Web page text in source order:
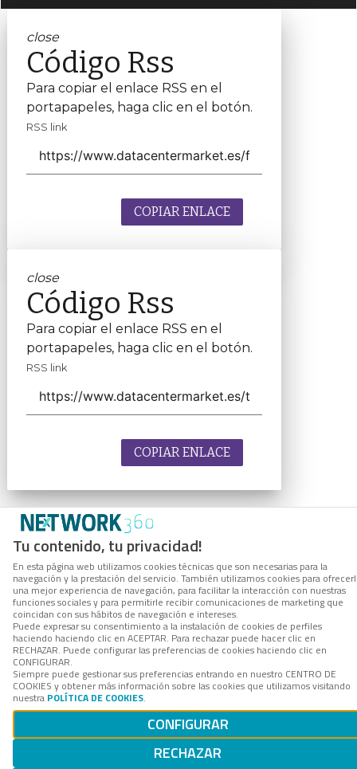
Tu contenido, tu privacidad!
En esta página web utilizamos cookies técnicas que son necesarias para la
navegación y la prestación del servicio. También utilizamos cookies para
una mejor experiencia de navegación, para facilitar la interacción con nuestras
funciones sociales y para permitirle recibir comunicaciones de marketing que
coincidan con sus hábitos de navegación e intereses.
Puede expresar su consentimiento a la instalación de cookies de perfiles
haciendo haciendo clic en ACEPTAR. Para rechazar puede hacer clic en
RECHAZAR. Puede configurar las preferencias de cookies haciendo clic en
CONFIGURAR.
Siempre puede gestionar sus preferencias entrando en nuestro CENTRO DE
COOKIES y obtener más información sobre las cookies que utilizamos visitando
nuestra POLÍTICA DE COOKIES.
CONFIGURAR
RECHAZAR
close
Código Rss
Para copiar el enlace RSS en el
portapapeles, haga clic en el botón.
RSS link
COPIAR ENLACE
close
Código Rss
Para copiar el enlace RSS en el
portapapeles, haga clic en el botón.
RSS link
COPIAR ENLACE